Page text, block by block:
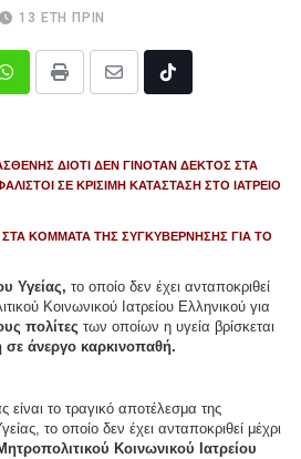
13 ΈΤΗ ΠΡΙΝ
WhatsappPrint
Share
Tiktok
ΔΙΟΤΙ ΔΕΝ ΓΙΝΟΤΑΝ ΔΕΚΤΟΣ ΣΤΑ
ΣΕ ΚΡΙΣΙΜΗ ΚΑΤΑΣΤΑΣΗ ΣΤΟ ΙΑΤΡΕΙΟ
ΚΟΜΜΑΤΑ ΤΗΣ ΣΥΓΚΥΒΕΡΝΗΣΗΣ ΓΙΑ ΤΟ
Υγείας, το οποίο δεν έχει ανταποκριθεί
Κοινωνικού Ιατρείου Ελληνικού για
πολίτες των οποίων η υγεία βρίσκεται
σε άνεργο καρκινοπαθή.
το τραγικό αποτέλεσμα της
το οποίο δεν έχει ανταποκριθεί μέχρι
Κοινωνικού Ιατρείου